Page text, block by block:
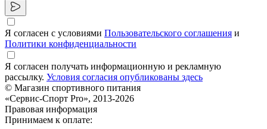
Я согласен с условиями Пользовательского соглашения и
Политики конфиденциальности
Я согласен получать информационную и рекламную
рассылку. Условия согласия опубликованы здесь
© Магазин спортивного питания
«Сервис-Спорт Pro», 2013-2026
Правовая информация
Принимаем к оплате: